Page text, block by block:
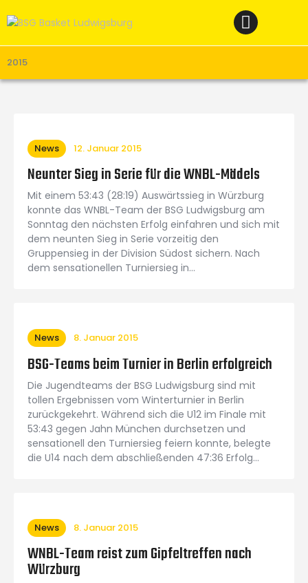
2015
Spielbetrieb
Unterstützen
Links
News 12. Januar 2015
Neunter Sieg in Serie für die WNBL-Mädels
Mit einem 53:43 (28:19) Auswärtssieg in Würzburg
konnte das WNBL-Team der BSG Ludwigsburg am
Sonntag den nächsten Erfolg einfahren und sich mit
dem neunten Sieg in Serie vorzeitig den
Gruppensieg in der Division Südost sichern. Nach
dem sensationellen Turniersieg in…
News 8. Januar 2015
BSG-Teams beim Turnier in Berlin erfolgreich
Die Jugendteams der BSG Ludwigsburg sind mit
tollen Ergebnissen vom Winterturnier in Berlin
zurückgekehrt. Während sich die U12 im Finale mit
53:43 gegen Jahn München durchsetzen und
sensationell den Turniersieg feiern konnte, belegte
die U14 nach dem abschließenden 47:36 Erfolg…
News 8. Januar 2015
WNBL-Team reist zum Gipfeltreffen nach
Würzburg